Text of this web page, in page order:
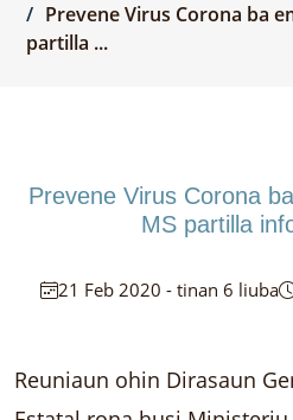
Prevene Virus Corona ba
partilla ...
Prevene Virus Corona
MS partilla
21 Feb 2020 - tinan 6 liuba
Reuniaun ohin Dirasaun